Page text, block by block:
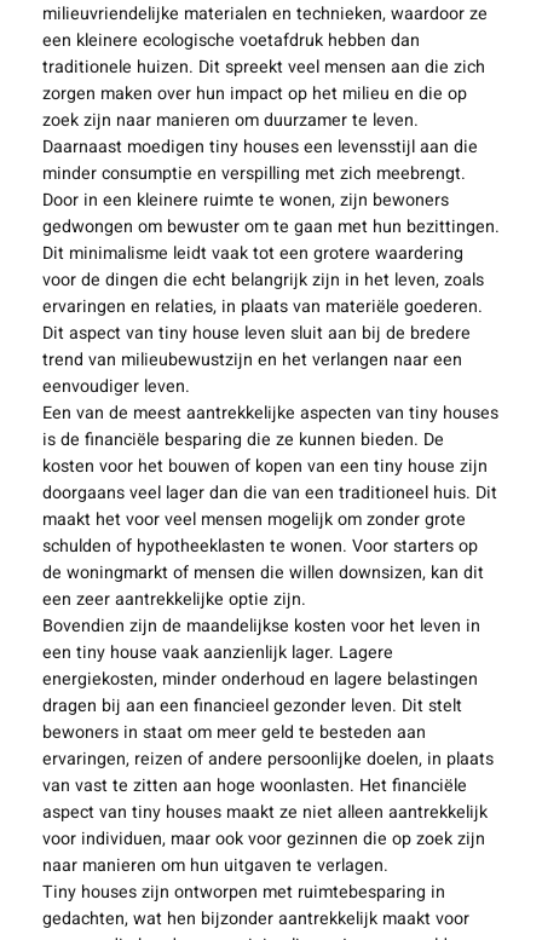
milieuvriendelijke materialen en technieken, waardoor ze
een kleinere ecologische voetafdruk hebben dan
traditionele huizen. Dit spreekt veel mensen aan die zich
zorgen maken over hun impact op het milieu en die op
zoek zijn naar manieren om duurzamer te leven.
Daarnaast moedigen tiny houses een levensstijl aan die
minder consumptie en verspilling met zich meebrengt.
Door in een kleinere ruimte te wonen, zijn bewoners
gedwongen om bewuster om te gaan met hun bezittingen.
Dit minimalisme leidt vaak tot een grotere waardering
voor de dingen die echt belangrijk zijn in het leven, zoals
ervaringen en relaties, in plaats van materiële goederen.
Dit aspect van tiny house leven sluit aan bij de bredere
trend van milieubewustzijn en het verlangen naar een
eenvoudiger leven.
Een van de meest aantrekkelijke aspecten van tiny houses
is de financiële besparing die ze kunnen bieden. De
kosten voor het bouwen of kopen van een tiny house zijn
doorgaans veel lager dan die van een traditioneel huis. Dit
maakt het voor veel mensen mogelijk om zonder grote
schulden of hypotheeklasten te wonen. Voor starters op
de woningmarkt of mensen die willen downsizen, kan dit
een zeer aantrekkelijke optie zijn.
Bovendien zijn de maandelijkse kosten voor het leven in
een tiny house vaak aanzienlijk lager. Lagere
energiekosten, minder onderhoud en lagere belastingen
dragen bij aan een financieel gezonder leven. Dit stelt
bewoners in staat om meer geld te besteden aan
ervaringen, reizen of andere persoonlijke doelen, in plaats
van vast te zitten aan hoge woonlasten. Het financiële
aspect van tiny houses maakt ze niet alleen aantrekkelijk
voor individuen, maar ook voor gezinnen die op zoek zijn
naar manieren om hun uitgaven te verlagen.
Tiny houses zijn ontworpen met ruimtebesparing in
gedachten, wat hen bijzonder aantrekkelijk maakt voor